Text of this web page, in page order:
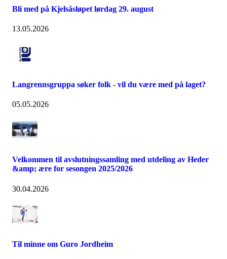
Bli med på Kjelsåsløpet lørdag 29. august
13.05.2026
Langrennsgruppa søker folk - vil du være med på laget?
05.05.2026
Velkommen til avslutningssamling med utdeling av Heder
&amp; ære for sesongen 2025/2026
30.04.2026
Til minne om Guro Jordheim